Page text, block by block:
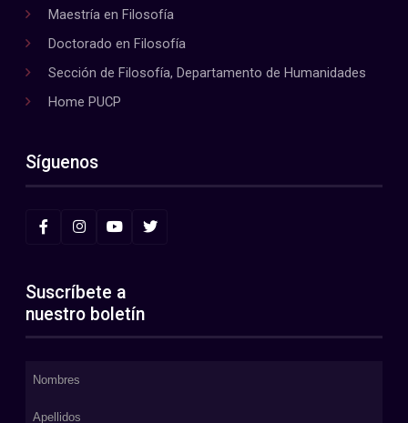
Maestría en Filosofía
Doctorado en Filosofía
Sección de Filosofía, Departamento de Humanidades
Home PUCP
Síguenos
Suscríbete a
nuestro boletín